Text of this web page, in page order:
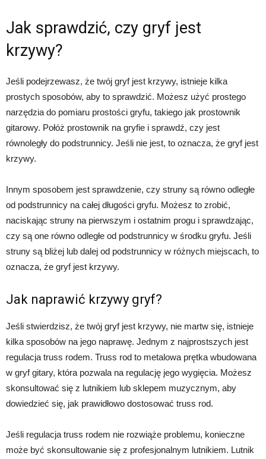
Jak sprawdzić, czy gryf jest
krzywy?
Jeśli podejrzewasz, że twój gryf jest krzywy, istnieje kilka
prostych sposobów, aby to sprawdzić. Możesz użyć prostego
narzędzia do pomiaru prostości gryfu, takiego jak prostownik
gitarowy. Połóż prostownik na gryfie i sprawdź, czy jest
równoległy do podstrunnicy. Jeśli nie jest, to oznacza, że gryf jest
krzywy.
Innym sposobem jest sprawdzenie, czy struny są równo odległe
od podstrunnicy na całej długości gryfu. Możesz to zrobić,
naciskając struny na pierwszym i ostatnim progu i sprawdzając,
czy są one równo odległe od podstrunnicy w środku gryfu. Jeśli
struny są bliżej lub dalej od podstrunnicy w różnych miejscach, to
oznacza, że gryf jest krzywy.
Jak naprawić krzywy gryf?
Jeśli stwierdzisz, że twój gryf jest krzywy, nie martw się, istnieje
kilka sposobów na jego naprawę. Jednym z najprostszych jest
regulacja truss rodem. Truss rod to metalowa prętka wbudowana
w gryf gitary, która pozwala na regulację jego wygięcia. Możesz
skonsultować się z lutnikiem lub sklepem muzycznym, aby
dowiedzieć się, jak prawidłowo dostosować truss rod.
Jeśli regulacja truss rodem nie rozwiąże problemu, konieczne
może być skonsultowanie się z profesjonalnym lutnikiem. Lutnik